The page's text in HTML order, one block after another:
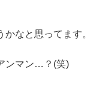
なと思ってます。
ンマン…？(笑)